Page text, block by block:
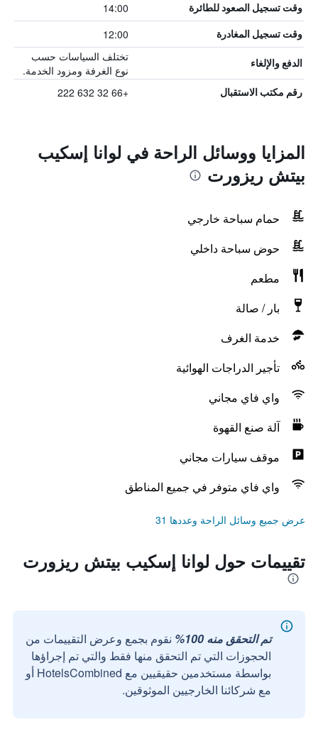
وقت تسجيل الصعود للطائرة 14:00
وقت تسجيل المغادرة 12:00
الدفع والإلغاء
تختلف السياسات حسب
نوع الغرفة ومزود الخدمة.
رقم مكتب الاستقبال +66 32 632 222
المزايا ووسائل الراحة في لوانا إسكيب
بيتش ريزورت
حمام سباحة خارجي
حوض سباحة داخلي
مطعم
بار / صالة
خدمة الغرف
تأجير الدراجات الهوائية
واي فاي مجاني
آلة صنع القهوة
موقف سيارات مجاني
واي فاي متوفر في جميع المناطق
عرض جميع وسائل الراحة وعددها 31
تقييمات حول لوانا إسكيب بيتش ريزورت
تم التحقق منه 100%
نقوم بجمع وعرض التقييمات من
الحجوزات التي تم التحقق منها فقط والتي تم إجراؤها
بواسطة مستخدمين حقيقيين مع HotelsCombined أو
مع شركائنا الخارجيين الموثوقين.